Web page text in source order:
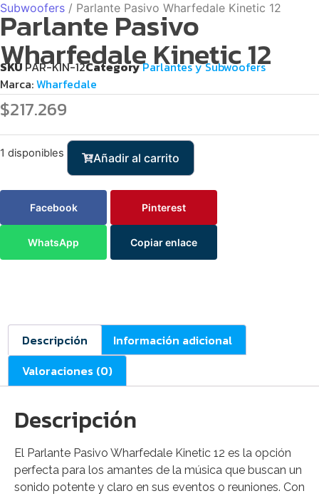
Subwoofers / Parlante Pasivo Wharfedale Kinetic 12
Parlante Pasivo
Wharfedale Kinetic 12
SKU PAR-KIN-12CategoryParlantes y Subwoofers
Marca:Wharfedale
$217.269
1 disponibles Añadir al carrito
Facebook Pinterest
WhatsApp Copiar enlace
Descripción
Información adicional
Valoraciones (0)
Descripción
El Parlante Pasivo Wharfedale Kinetic 12 es la opción
perfecta para los amantes de la música que buscan un
sonido potente y claro en sus eventos o reuniones. Con